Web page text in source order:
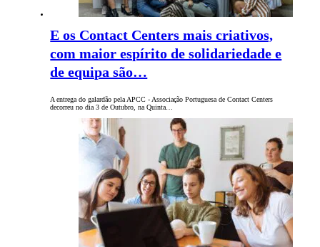
E os Contact Centers mais criativos,
com maior espírito de solidariedade e
de equipa são…
A entrega do galardão pela APCC - Associação Portuguesa de Contact Centers
decorreu no dia 3 de Outubro, na Quinta…